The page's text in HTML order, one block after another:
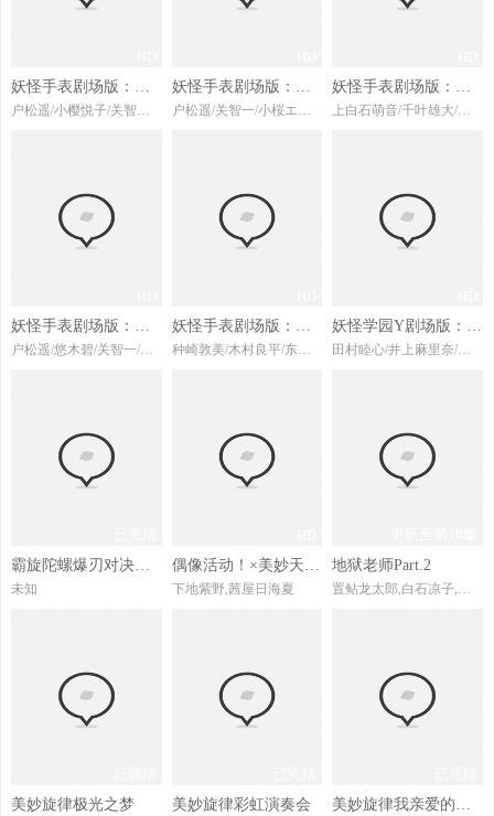
妖怪手表剧场版：诞生的秘密喵
户松遥/小樱悦子/关智一/梶裕贵/奈良彻
妖怪手表剧场版：飞天鲸鱼与跨时空大冒险喵
户松遥/关智一/小桜エツコ/南出凌嘉/山崎贤人
妖怪手表剧场版：光影之卷之鬼王复活
上白石萌音/千叶雄大/田村睦心/关智一
妖怪手表剧场版：阎魔大王和五个故事喵
户松遥/悠木碧/关智一/小桜エツコ/重本ことり
妖怪手表剧场版：永远的朋友
种崎敦美/木村良平/东山奈央/小樱悦子/桧山修之
妖怪学园Y剧场版：猫也能成为英雄吗
田村睦心/井上麻里奈/远藤绫/户松遥
霸旋陀螺爆刃对决超Z国语
未知 下地紫野,茜屋日海夏
地狱老师Part.2
置鲇龙太郎,白石凉子,洲崎绫,黑泽朋世,岩崎谅太,古城门志帆,远藤绫,加隈亚衣,森川智之
美妙旋律极光之梦
美妙旋律彩虹演奏会